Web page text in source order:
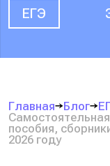
ЕГЭ
Главная Блог
пособия,
2026 году